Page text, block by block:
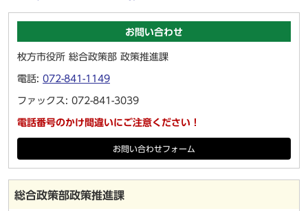
お問い合わせ
枚方市役所 総合政策部 政策推進課
電話: 072-841-1149
ファックス: 072-841-3039
電話番号のかけ間違いにご注意ください！
お問い合わせフォーム
総合政策部政策推進課